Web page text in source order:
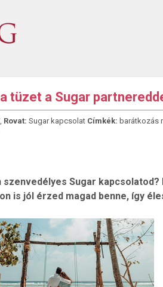
tüzet a Sugar
Rovat: Sugar kapcsolat Címkék: barátkozás
Sugar kapcsolatod?
is jól érzed magad benne, így